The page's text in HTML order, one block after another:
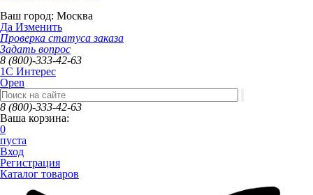
Ваш город: Москва
Да Изменить
Проверка статуса заказа
Задать вопрос
8 (800)-333-42-63
1C Интерес
Open
8 (800)-333-42-63
Ваша корзина:
0
пуста
Вход
Регистрация
Каталог товаров